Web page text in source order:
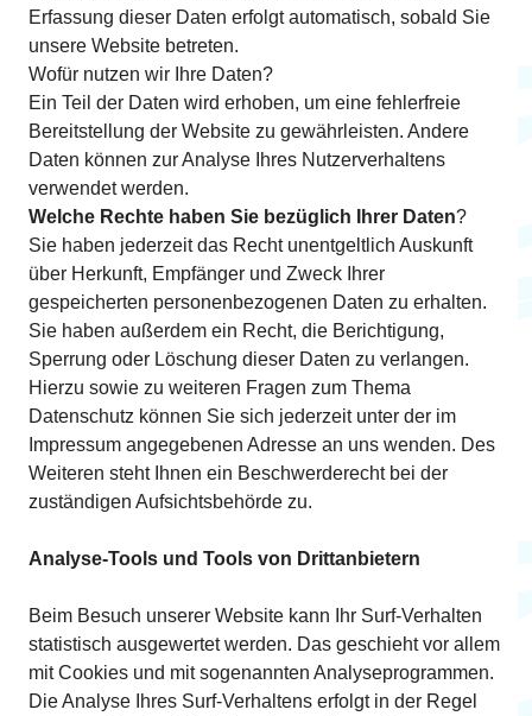
Erfassung dieser Daten erfolgt automatisch, sobald Sie
unsere Website betreten.
Wofür nutzen wir Ihre Daten?
Ein Teil der Daten wird erhoben, um eine fehlerfreie
Bereitstellung der Website zu gewährleisten. Andere
Daten können zur Analyse Ihres Nutzerverhaltens
verwendet werden.
Welche Rechte haben Sie bezüglich Ihrer Daten?
Sie haben jederzeit das Recht unentgeltlich Auskunft
über Herkunft, Empfänger und Zweck Ihrer
gespeicherten personenbezogenen Daten zu erhalten.
Sie haben außerdem ein Recht, die Berichtigung,
Sperrung oder Löschung dieser Daten zu verlangen.
Hierzu sowie zu weiteren Fragen zum Thema
Datenschutz können Sie sich jederzeit unter der im
Impressum angegebenen Adresse an uns wenden. Des
Weiteren steht Ihnen ein Beschwerderecht bei der
zuständigen Aufsichtsbehörde zu.
Analyse-Tools und Tools von Drittanbietern
Beim Besuch unserer Website kann Ihr Surf-Verhalten
statistisch ausgewertet werden. Das geschieht vor allem
mit Cookies und mit sogenannten Analyseprogrammen.
Die Analyse Ihres Surf-Verhaltens erfolgt in der Regel